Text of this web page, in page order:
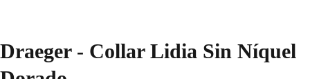
Draeger - Collar Lidia Sin Níquel